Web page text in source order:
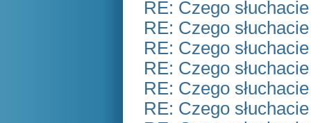
RE: Czego
RE: Czego
RE: Czego
RE: Czego
RE: Czego
RE: Czego